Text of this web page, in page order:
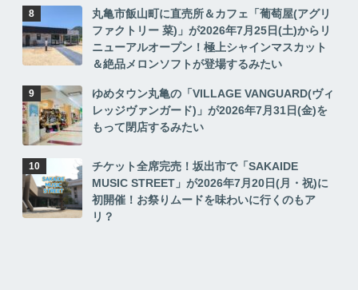
丸亀市飯山町に直売所＆カフェ「葡萄屋(アグリ
ファクトリー 菜)」が2026年7月25日(土)からリ
ニューアルオープン！極上シャインマスカット
＆絶品メロンソフトが登場するみたい
ゆめタウン丸亀の「VILLAGE VANGUARD(ヴィ
レッジヴァンガード)」が2026年7月31日(金)を
もって閉店するみたい
チケット全席完売！坂出市で「SAKAIDE
MUSIC STREET」が2026年7月20日(月・祝)に
初開催！お祭りムードを味わいに行くのもア
リ？